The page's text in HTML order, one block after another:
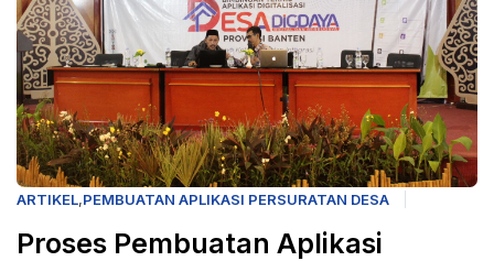
ARTIKEL,PEMBUATAN APLIKASI PERSURATAN DESA
Proses Pembuatan Aplikasi